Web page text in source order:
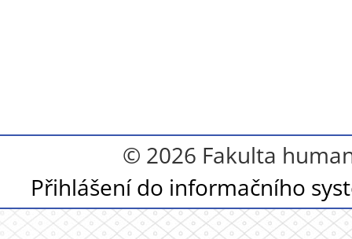
© 2026 Fakulta
Přihlášení do informačního